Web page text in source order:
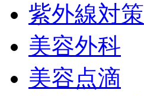
紫外線対策
美容外科
美容点滴